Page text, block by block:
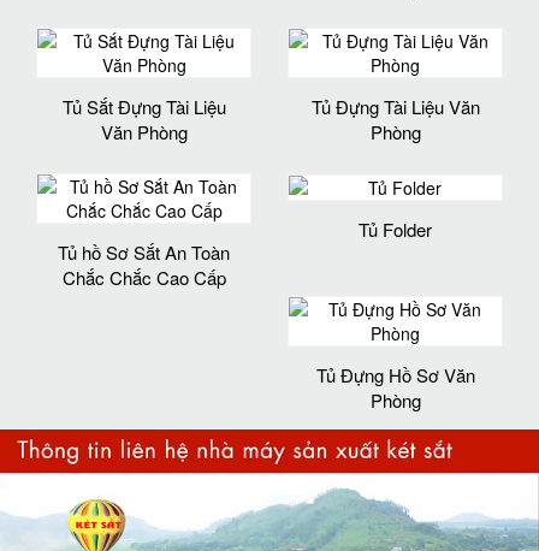
Tủ Sắt Đựng Tài Liệu
Văn Phòng
Tủ Đựng Tài Liệu Văn
Phòng
Tủ hồ Sơ Sắt An Toàn
Chắc Chắc Cao Cấp
Tủ Folder
Tủ Đựng Hồ Sơ Văn
Phòng